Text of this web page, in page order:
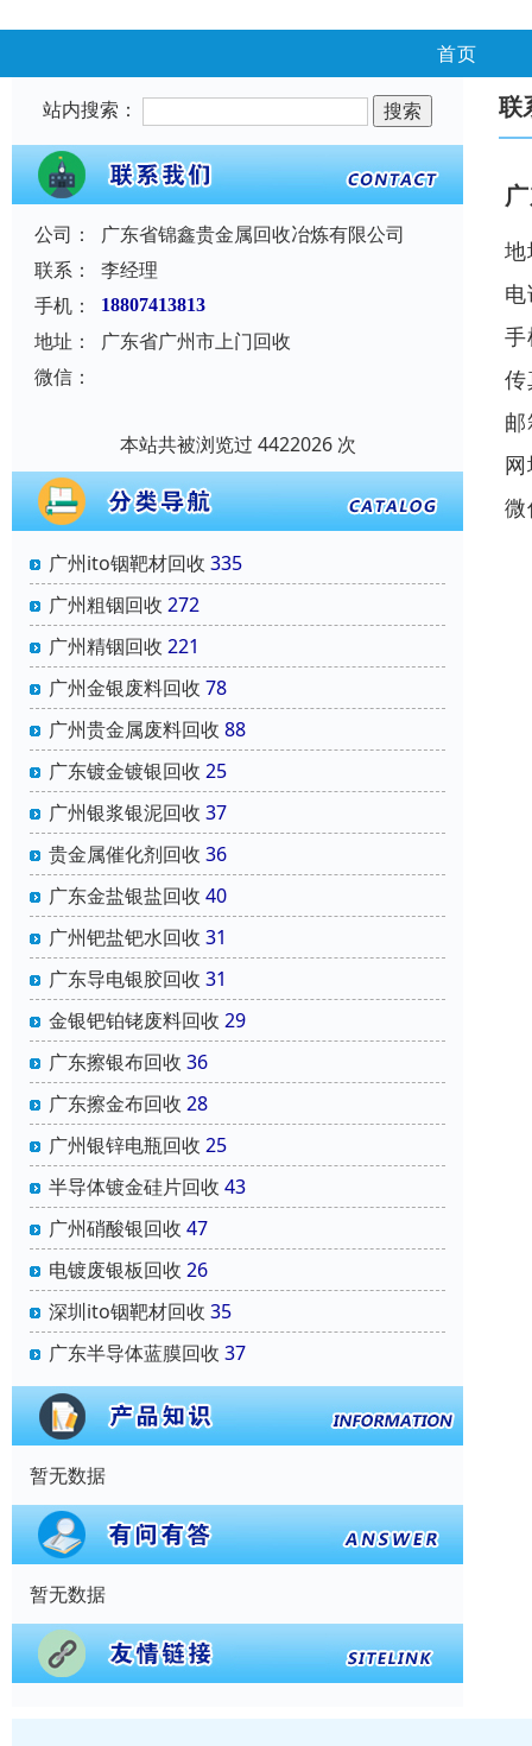
首页
站内搜索：
公司：
广东省锦鑫贵金属回收冶炼有限公司
联系：
李经理
手机：
18807413813
地址：
广东省广州市上门回收
微信：
本站共被浏览过 4422026 次
广州ito铟靶材回收 335
广州粗铟回收 272
广州精铟回收 221
广州金银废料回收 78
广州贵金属废料回收 88
广东镀金镀银回收 25
广州银浆银泥回收 37
贵金属催化剂回收 36
广东金盐银盐回收 40
广州钯盐钯水回收 31
广东导电银胶回收 31
金银钯铂铑废料回收 29
广东擦银布回收 36
广东擦金布回收 28
广州银锌电瓶回收 25
半导体镀金硅片回收 43
广州硝酸银回收 47
电镀废银板回收 26
深圳ito铟靶材回收 35
广东半导体蓝膜回收 37
暂无数据
暂无数据
联